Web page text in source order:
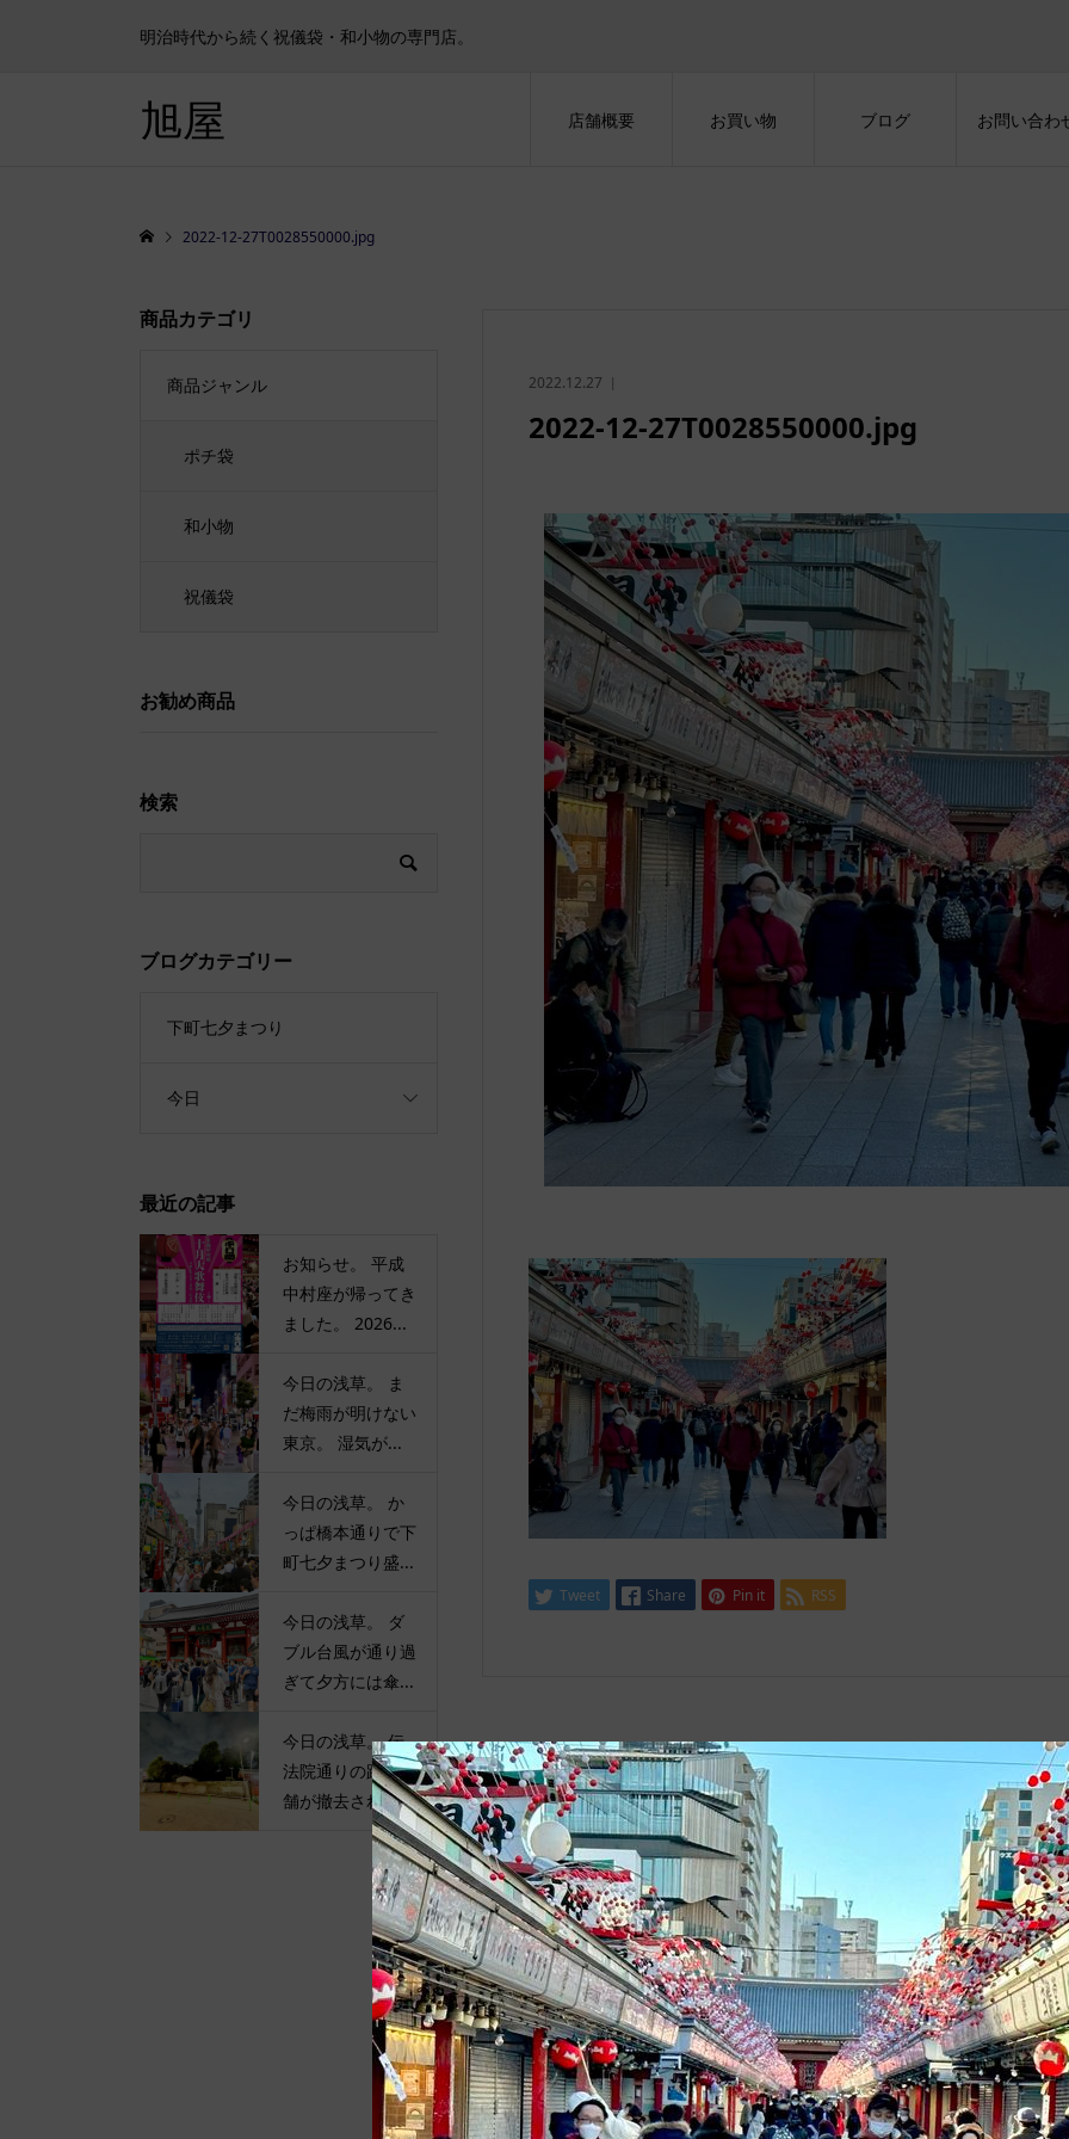
明治時代から続く祝儀袋・和小物の専門店。
旭屋 店舗概要 お買い物 ブログ お問い合わ
2022-12-27T0028550000.jpg
2022.12.27
2022-12-27T0028550000.jpg
Tweet Share Pin it RSS
商品カテゴリ
商品ジャンル
ポチ袋
和小物
祝儀袋
お勧め商品
検索
ブログカテゴリー
下町七夕まつり
今日
最近の記事
お知らせ。 平成
中村座が帰ってき
ました。 2026...
今日の浅草。 ま
だ梅雨が明けない
東京。 湿気が...
今日の浅草。 か
っぱ橋本通りで下
町七夕まつり盛...
今日の浅草。 ダ
ブル台風が通り過
ぎて夕方には傘...
今日の浅草。 伝
法院通りの路上店
舗が撤去されて...